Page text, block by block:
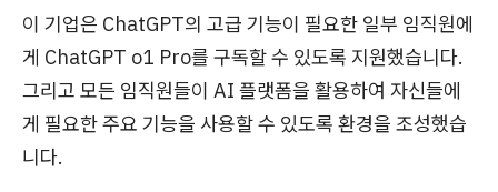
이 기업은 ChatGPT의 고급 기능이 필요한 일부 임직원에
게 ChatGPT o1 Pro를 구독할 수 있도록 지원했습니다.
그리고 모든 임직원들이 AI 플랫폼을 활용하여 자신들에
게 필요한 주요 기능을 사용할 수 있도록 환경을 조성했습
니다.